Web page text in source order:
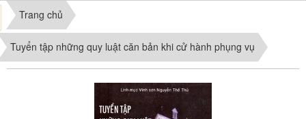
Trang chủ
Tuyển tập những quy luật căn bản khi cử hành phụng vụ